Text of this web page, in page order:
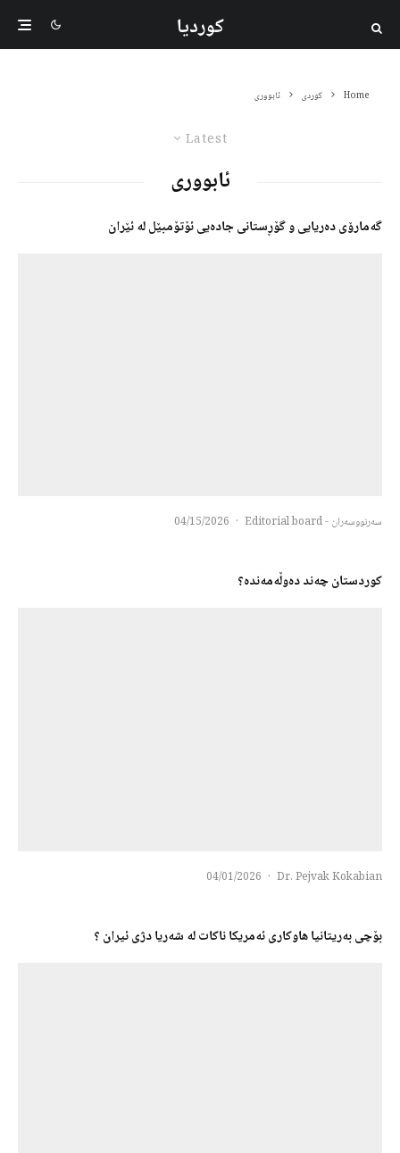
کوردیا
Home کوردی ئابووری
Latest
ئابووری
گەمارۆی دەریایی و گۆڕستانی جادەیی ئۆتۆمبێل لە ئێران
سەرنووسەران - Editorial board ·
04/15/2026
کوردستان چەند دەوڵەمەنده؟
Dr. Pejvak Kokabian
·
04/01/2026
بۆچی بەریتانیا هاوکاری ئەمریکا ناکات لە شەریا دژی ئیران ؟